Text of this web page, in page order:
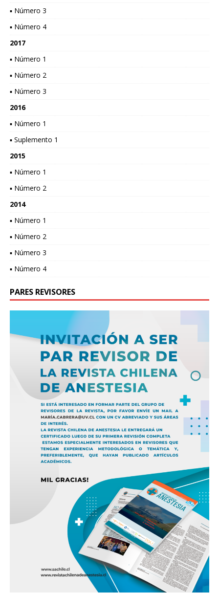
▪ Número 3
▪ Número 4
2017
▪ Número 1
▪ Número 2
▪ Número 3
2016
▪ Número 1
▪ Suplemento 1
2015
▪ Número 1
▪ Número 2
2014
▪ Número 1
▪ Número 2
▪ Número 3
▪ Número 4
PARES REVISORES